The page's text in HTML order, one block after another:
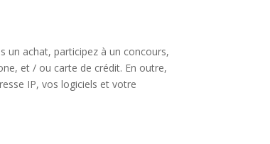
un achat, participez à un concours,
et / ou carte de crédit. En outre,
IP, vos logiciels et votre